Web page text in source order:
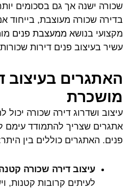
שכורה ישנה אך גם בסכומים
בדירה שכורה מעוצבת, בייחוד
מקצועי בנושא ממעצבת פנים
עשיר בעיצוב פנים דירות
האתגרים בעיצוב
מושכרת
עיצוב ושדרוג דירה ​שכורה יכול
אתגרים שצריך להתמודד עימם
פנים. האתגרים כוללים בין
עיצוב דירה שכורה
לעיתים קרובות קטנות,